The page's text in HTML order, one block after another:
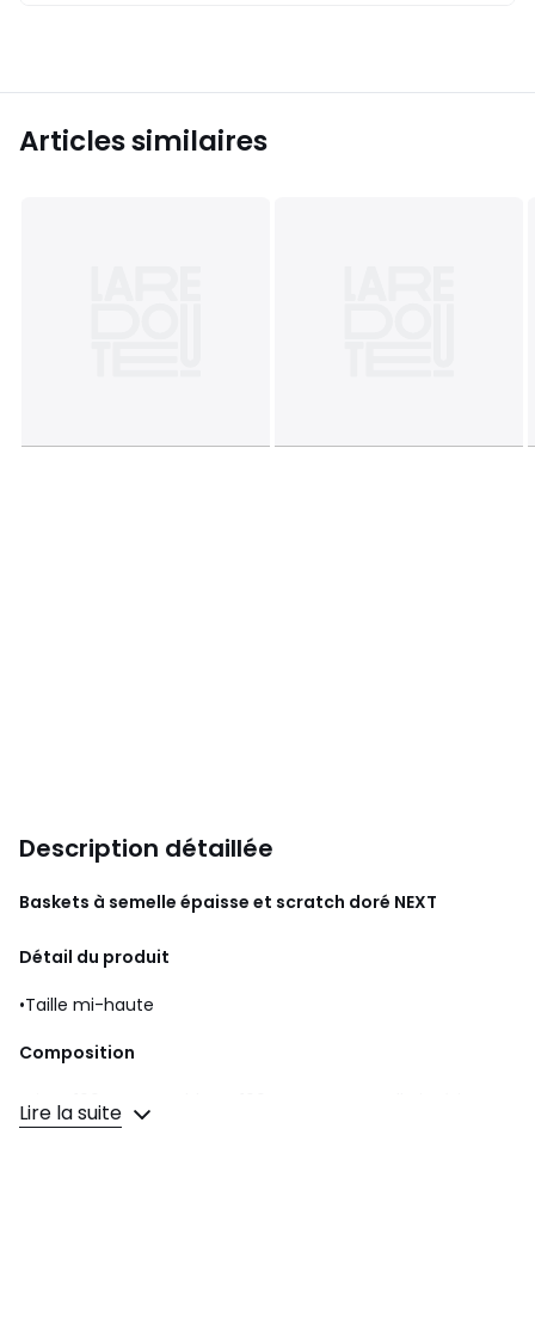
Articles similaires
Description détaillée
Baskets à semelle épaisse et scratch doré NEXT
Détail du produit
•Taille mi-haute
Composition
•Tige : 100 % PU. Doublure : 100 % coton. Semelle intérieure :
100 % coton. Semelle extérieure : 100 % caoutchouc
Lire la suite